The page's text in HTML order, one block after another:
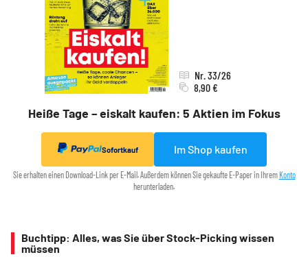
Heiße Tage – eiskalt kaufen: 5 Aktien im Fokus
Nr. 33/26
8,90 €
Sofortkauf Im Shop kaufen
Sie erhalten einen Download-Link per E-Mail. Außerdem können Sie gekaufte E-Paper in Ihrem Konto
herunterladen.
Buchtipp: Alles, was Sie über Stock-Picking wissen
müssen